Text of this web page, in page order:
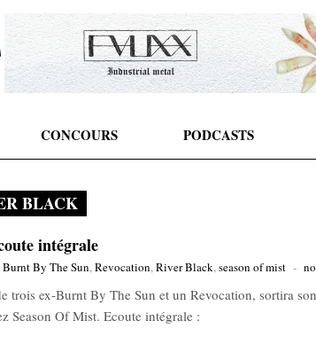
CONCOURS PODCASTS
BLACK
intégrale
Burnt By The Sun,Revocation,River Black,season of mist -
trois ex-Burnt By The Sun et un Revocation, sortira
Season Of Mist. Ecoute intégrale :